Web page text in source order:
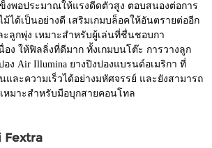
งพอประมาณให้แรงดีดตัวสูง ตอบสนองต่อการ
ได้เป็นอย่างดี เสริมเกมบล็อคให้อันตรายต่ออีก
ลูกพุ่ง เหมาะสำหรับผู้เล่นที่ชื่นชอบกา
ง ให้ฟิลลิ่งที่ดีมาก ทั้งเกมบนโต๊ะ การวางลูก
ง Air Illumina ยางปิงปองแบรนด์อเมริกา ที่
และความเร็วได้อย่างมหัศจรรย์ และยังสามารถ
หมาะสำหรับมือบุกสายคอนโทล
Fextra